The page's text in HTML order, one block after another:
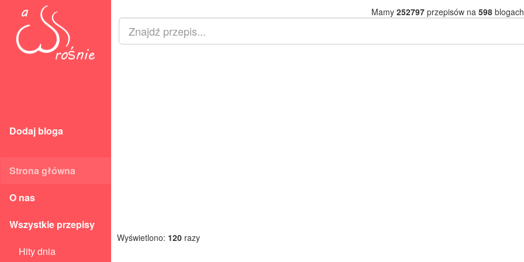
Dodaj bloga
Strona główna
O nas
Wszystkie przepisy
Hity dnia
Mamy 252797przepisów na 598
Wyświetlono: 120 razy